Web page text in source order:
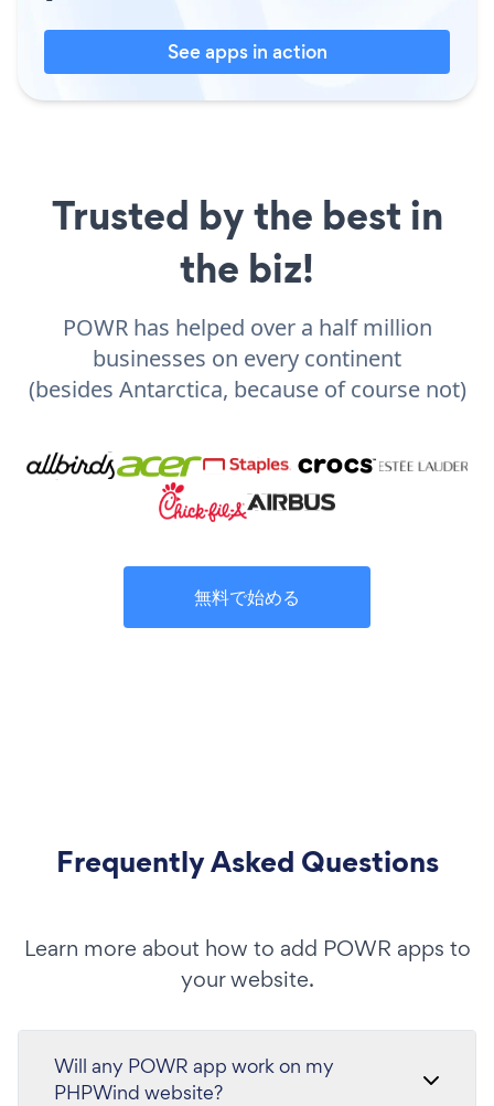
See apps in action
Trusted by the best in
the biz!
POWR has helped over a half million
businesses on every continent
(besides Antarctica, because of course not)
無料で始める
Frequently Asked Questions
Learn more about how to add POWR apps to
your website.
Will any POWR app work on my
PHPWind website?